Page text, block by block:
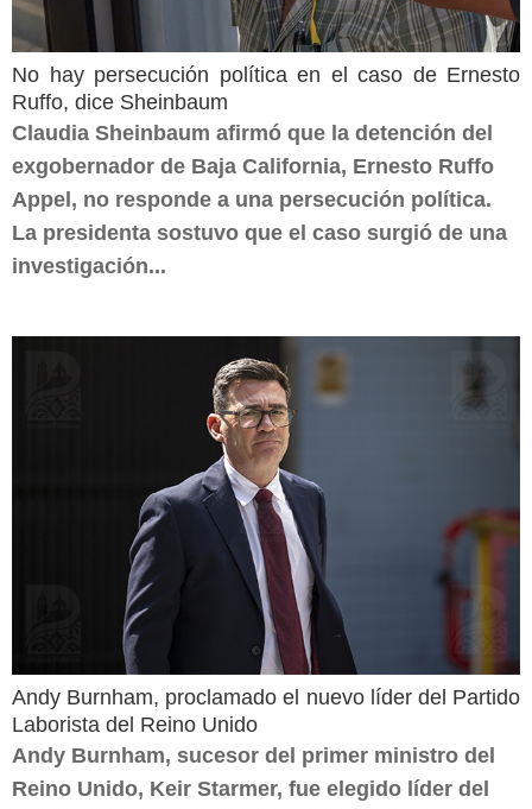
No hay persecución política en el caso de Ernesto
Ruffo, dice Sheinbaum
Claudia Sheinbaum afirmó que la detención del
exgobernador de Baja California, Ernesto Ruffo
Appel, no responde a una persecución política.
La presidenta sostuvo que el caso surgió de una
investigación...
Andy Burnham, proclamado el nuevo líder del Partido
Laborista del Reino Unido
Andy Burnham, sucesor del primer ministro del
Reino Unido, Keir Starmer, fue elegido líder del